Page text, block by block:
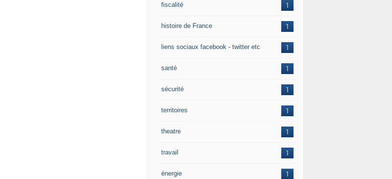
1
fiscalité
1
histoire de France
1
liens sociaux facebook - twitter etc
1
santé
1
sécurité
1
territoires
1
theatre
1
travail
1
énergie